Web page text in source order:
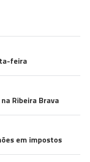
feira
Ribeira Brava
em impostos